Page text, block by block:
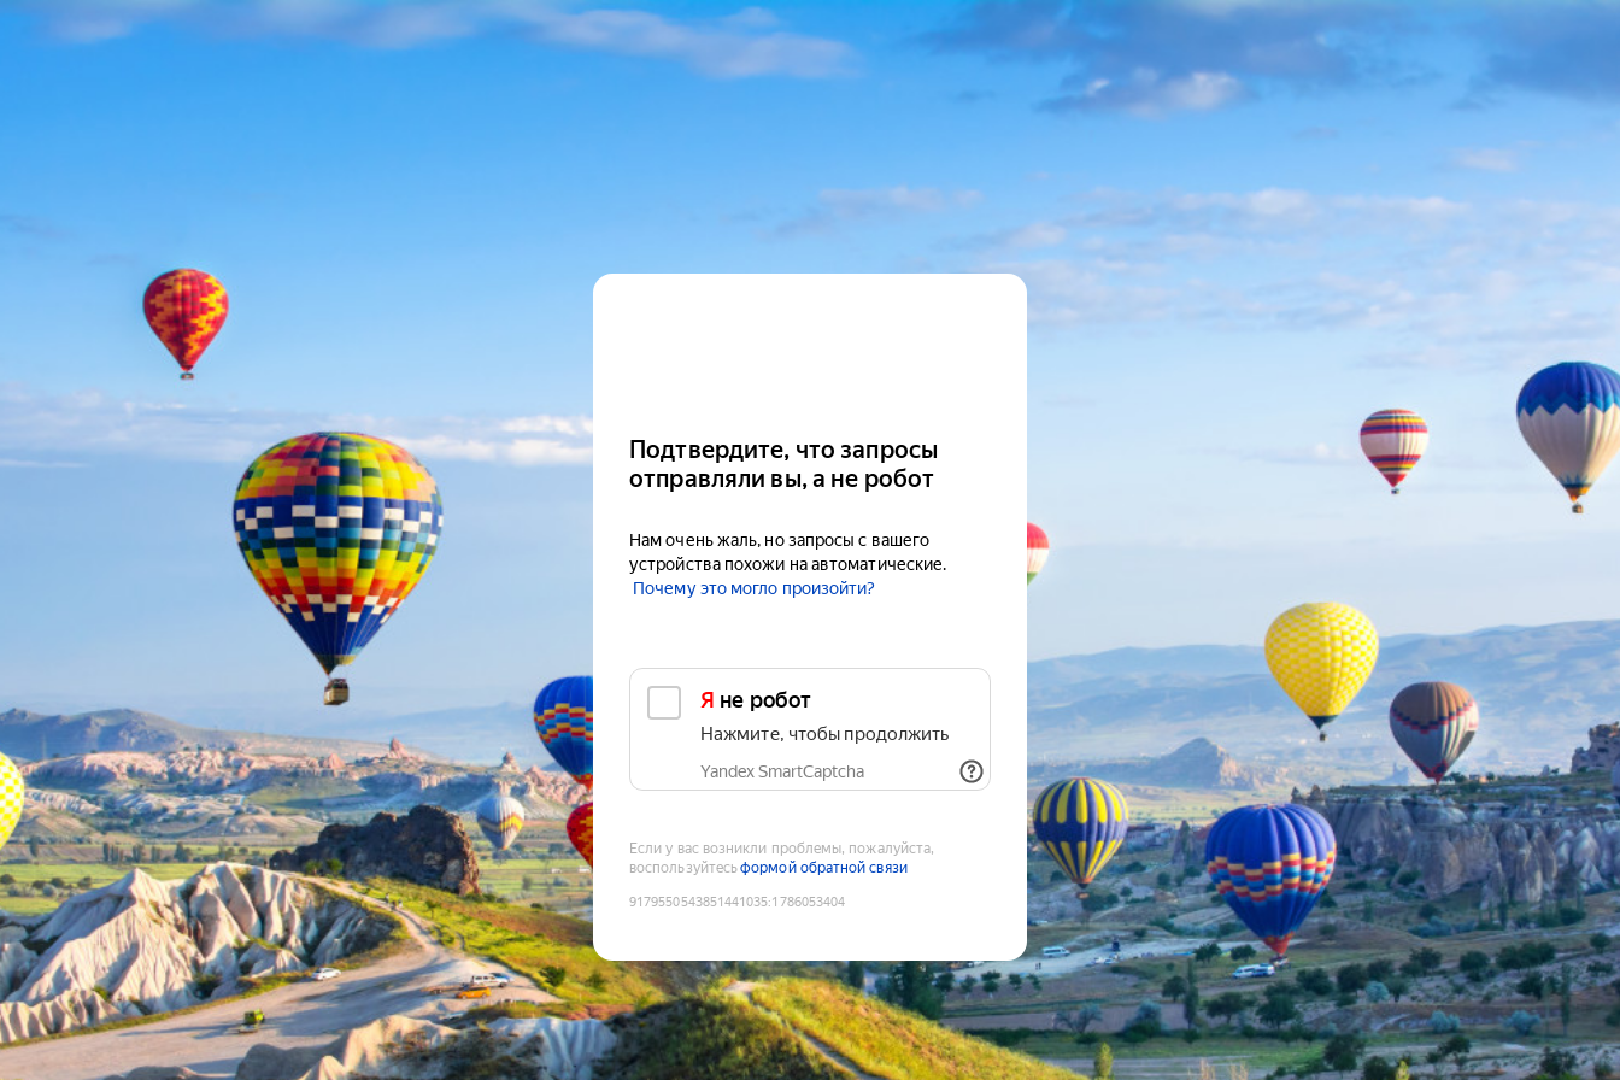
Подтвердите, что запросы
отправляли вы, а не робот
Нам очень жаль, но запросы с вашего
устройства похожи на автоматические.
Почему это могло произойти?
Я не робот
Нажмите, чтобы продолжить
Yandex SmartCaptcha
Если у вас возникли проблемы, пожалуйста,
воспользуйтесьформой обратной связи
9179550543851441035:1786053404